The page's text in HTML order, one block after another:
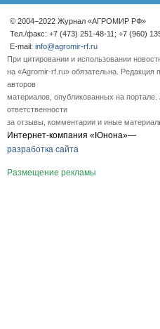
© 2004–2022 Журнал «АГРОМИР РФ»
Тел./факс: +7 (473) 251-48-11; +7 (960)
E-mail: info@agromir-rf.ru
При цитировании и использовании
на «Agromir-rf.ru» обязательна. Редакция
авторов
материалов, опубликованных на
ответственности
за отзывы, комментарии и иные
Интернет-компания «Юнона»—
разработка сайта
Размещение рекламы